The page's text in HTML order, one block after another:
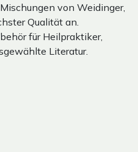
von Weidinger,
Qualität an.
für Heilpraktiker,
Literatur.